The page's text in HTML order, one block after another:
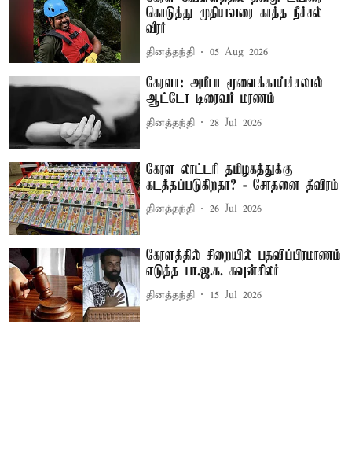
கொடுத்து முதியவரை காத்த நீச்சல்
வீரர்
தினத்தந்தி 05 Aug 2026
கேரளா: அமீபா மூளைக்காய்ச்சலால்
ஆட்டோ டிரைவர் மரணம்
தினத்தந்தி 28 Jul 2026
கேரள லாட்டரி தமிழகத்துக்கு
கடத்தப்படுகிறதா? - சோதனை தீவிரம்
தினத்தந்தி 26 Jul 2026
கேரளத்தில் சிறையில் பதவிப்பிரமாணம்
எடுத்த பா.ஜ.க. கவுன்சிலர்
தினத்தந்தி 15 Jul 2026